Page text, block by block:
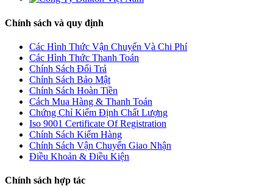
Chính sách và quy định
Các Hình Thức Vận Chuyển Và Chi Phí
Các Hình Thức Thanh Toán
Chính Sách Đổi Trả
Chính Sách Bảo Mật
Chính Sách Hoàn Tiền
Cách Mua Hàng & Thanh Toán
Chứng Chỉ Kiểm Định Chất Lượng
Iso 9001 Certificate Of Registration
Chính Sách Kiểm Hàng
Chính Sách Vận Chuyển Giao Nhận
Điều Khoản & Điều Kiện
Chính sách hợp tác